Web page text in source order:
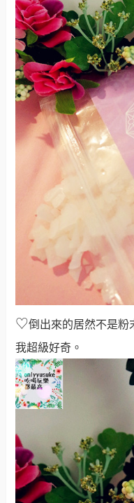
♡倒出來的居然不是粉
我超級好奇。